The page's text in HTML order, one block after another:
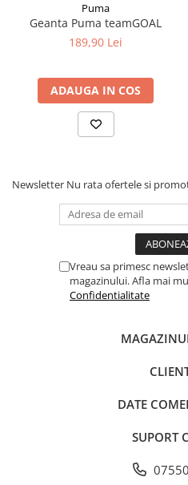
Puma
Geanta Puma teamGOAL
189,90 Lei
ADAUGA IN COS
Newsletter Nu rata ofertele si
Vreau sa primesc
magazinului. Afla mai
Confidentialitate
DATE
SUPORT